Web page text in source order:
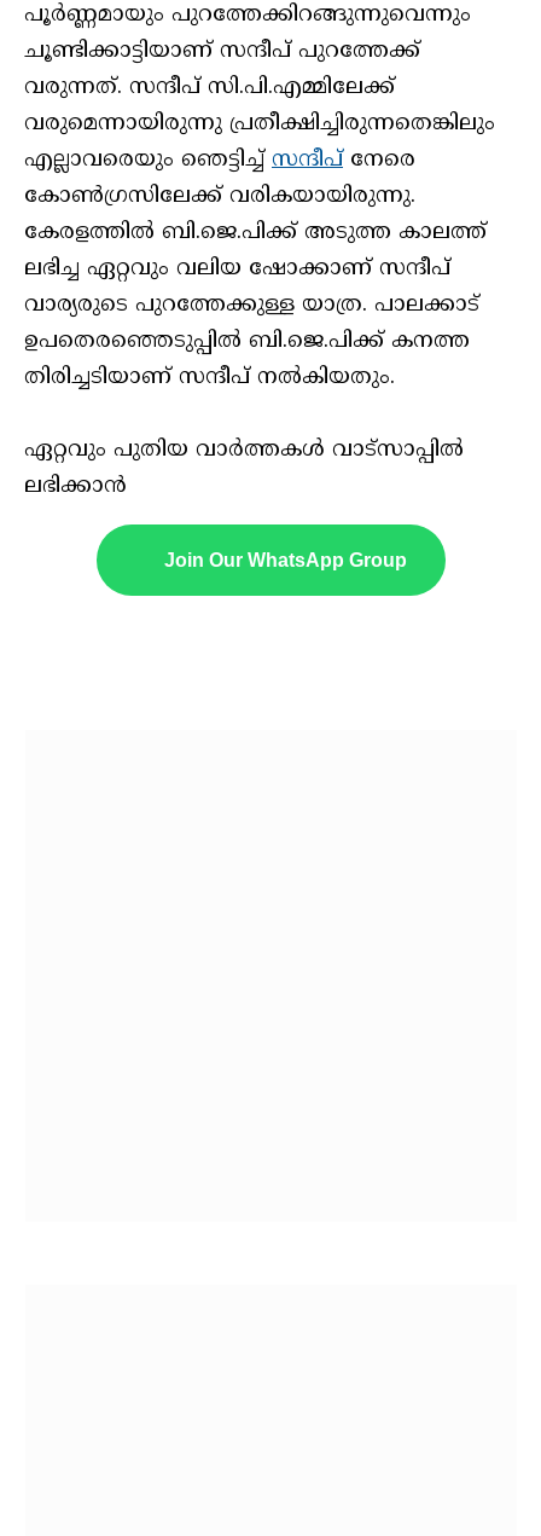
പൂർണ്ണമായും പുറത്തേക്കിറങ്ങുന്നുവെന്നും
ചൂണ്ടിക്കാട്ടിയാണ് സന്ദീപ് പുറത്തേക്ക്
വരുന്നത്. സന്ദീപ് സി.പി.എമ്മിലേക്ക്
വരുമെന്നായിരുന്നു പ്രതീക്ഷിച്ചിരുന്നതെങ്കിലും
എല്ലാവരെയും ഞെട്ടിച്ച് സന്ദീപ്നേരെ
കോൺഗ്രസിലേക്ക് വരികയായിരുന്നു.
കേരളത്തിൽ ബി.ജെ.പിക്ക് അടുത്ത കാലത്ത്
ലഭിച്ച ഏറ്റവും വലിയ ഷോക്കാണ് സന്ദീപ്
വാര്യരുടെ പുറത്തേക്കുള്ള യാത്ര. പാലക്കാട്
ഉപതെരഞ്ഞെടുപ്പിൽ ബി.ജെ.പിക്ക് കനത്ത
തിരിച്ചടിയാണ് സന്ദീപ് നൽകിയതും.
ഏറ്റവും പുതിയ വാർത്തകൾ വാട്സാപ്പിൽ
ലഭിക്കാൻ
Join Our WhatsApp Group